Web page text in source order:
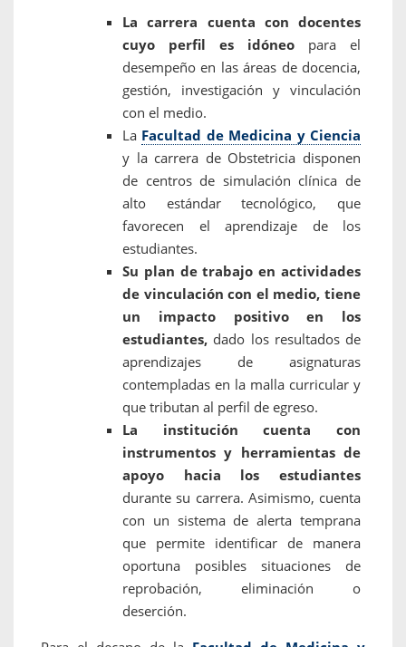
La carrera cuenta con docentes
cuyo perfil es idóneo para el
desempeño en las áreas de docencia,
gestión, investigación y vinculación
con el medio.
La Facultad de Medicina y Ciencia
y la carrera de Obstetricia disponen
de centros de simulación clínica de
alto estándar tecnológico, que
favorecen el aprendizaje de los
estudiantes.
Su plan de trabajo en actividades
de vinculación con el medio, tiene
un impacto positivo en los
estudiantes, dado los resultados de
aprendizajes de asignaturas
contempladas en la malla curricular y
que tributan al perfil de egreso.
La institución cuenta con
instrumentos y herramientas de
apoyo hacia los estudiantes
durante su carrera. Asimismo, cuenta
con un sistema de alerta temprana
que permite identificar de manera
oportuna posibles situaciones de
reprobación, eliminación o
deserción.